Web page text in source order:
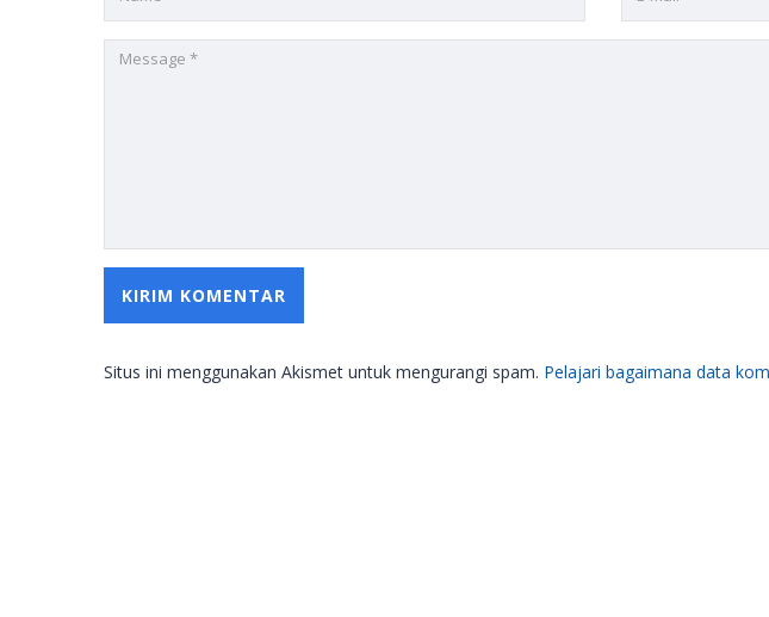
Situs ini menggunakan Akismet untuk mengurangi spam. Pelajari bagaimana data